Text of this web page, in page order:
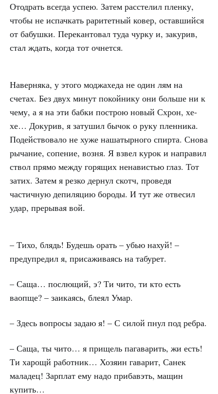
Отодрать всегда успею. Затем расстелил пленку,
чтобы не испачкать раритетный ковер, оставшийся
от бабушки. Перекантовал туда чурку и, закурив,
стал ждать, когда тот очнется.
Наверняка, у этого моджахеда не один лям на
счетах. Без двух минут покойнику они больше ни к
чему, а я на эти бабки построю новый Схрон, хе-
хе… Докурив, я затушил бычок о руку пленника.
Подействовало не хуже нашатырного спирта. Снова
рычание, сопение, возня. Я взвел курок и направил
ствол прямо между горящих ненавистью глаз. Тот
затих. Затем я резко дернул скотч, проведя
частичную депиляцию бороды. И тут же отвесил
удар, прерывая вой.
– Тихо, блядь! Будешь орать – убью нахуй! –
предупредил я, присаживаясь на табурет.
– Саща… послющий, э? Ти чито, ти кто есть
ваопще? – заикаясь, блеял Умар.
– Здесь вопросы задаю я! – С силой пнул под ребра.
– Саща, ты чито… я прищель пагаварить, жи есть!
Ти харощй работник… Хозяин гаварит, Санек
маладец! Зарплат ему надо прибавэть, мащин
купить…